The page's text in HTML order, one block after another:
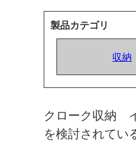
製品カテゴリ
収納
クローク収納
を検討されてい